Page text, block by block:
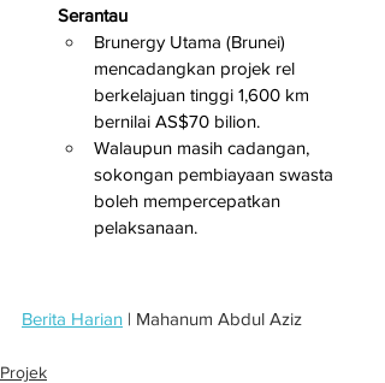
Serantau
Brunergy Utama (Brunei)
mencadangkan projek rel
berkelajuan tinggi 1,600 km
bernilai AS$70 bilion.
Walaupun masih cadangan,
sokongan pembiayaan swasta
boleh mempercepatkan
pelaksanaan.
Berita Harian | Mahanum Abdul Aziz
Projek